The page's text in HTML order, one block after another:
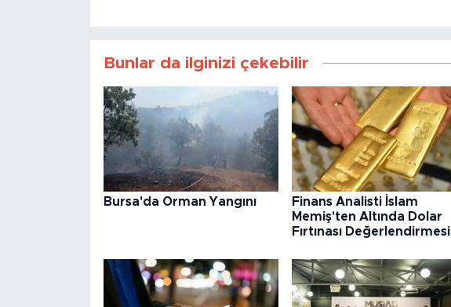
Bunlar da ilginizi çekebilir
Bursa'da Orman Yangını
Finans Analisti İslam
Memiş'ten Altında Dolar
Fırtınası Değerlendirmesi